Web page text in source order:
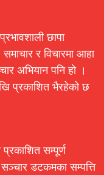
छापा
र विचारमा आहा
अभियान पनि हो ।
प्रकाशित भैरहेको छ
सम्पूर्ण
डटकमका सम्पत्ति